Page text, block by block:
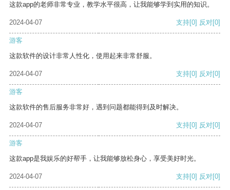
这款app的老师非常专业，教学水平很高，让我能够学到实用的知识。
2024-04-07 支持[0] 反对[0]
游客
这款软件的设计非常人性化，使用起来非常舒服。
2024-04-07 支持[0] 反对[0]
游客
这款软件的售后服务非常好，遇到问题都能得到及时解决。
2024-04-07 支持[0] 反对[0]
游客
这款app是我娱乐的好帮手，让我能够放松身心，享受美好时光。
2024-04-07 支持[0] 反对[0]